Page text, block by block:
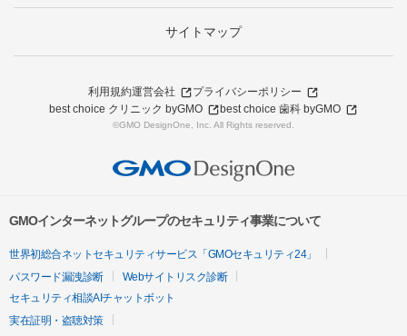
サイトマップ
利用規約運営会社
プライバシーポリシー
best choice クリニック byGMO
best choice 歯科 byGMO
©GMO DesignOne, Inc. All Rights reserved.
GMOインターネットグループのセキュリティ事業について
世界初総合ネットセキュリティサービス「GMOセキュリティ24」
パスワード漏洩診断
Webサイトリスク診断
セキュリティ相談AIチャットボット
実在証明・盗聴対策